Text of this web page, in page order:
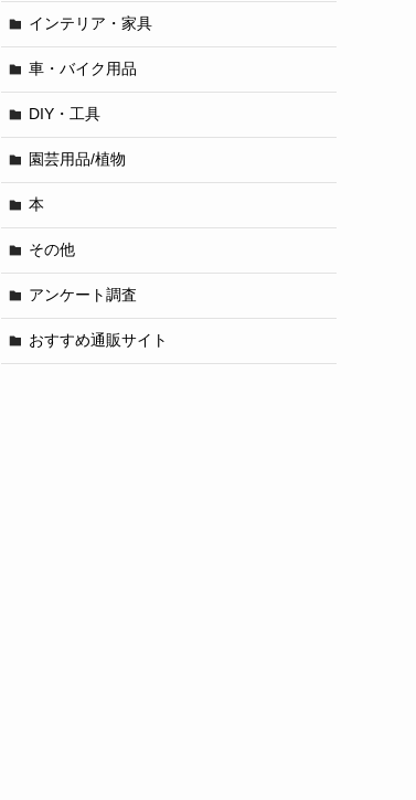
インテリア・家具
車・バイク用品
DIY・工具
園芸用品/植物
本
その他
アンケート調査
おすすめ通販サイト